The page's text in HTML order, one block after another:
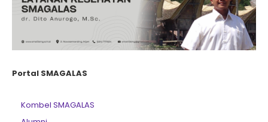
Portal SMAGALAS
Kombel SMAGALAS